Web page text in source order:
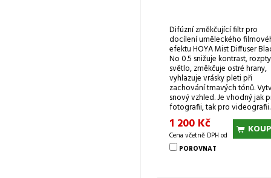
Difúzní změkčující filtr pro
docílení uměleckého
efektu HOYA Mist Diffuser
No 0.5 snižuje kontrast,
světlo, změkčuje ostré hrany,
vyhlazuje vrásky pleti při
zachování tmavých tónů.
snový vzhled. Je vhodný jak
fotografii, tak pro videografii.
1 200 Kč
Cena včetně DPH od
POROVNAT